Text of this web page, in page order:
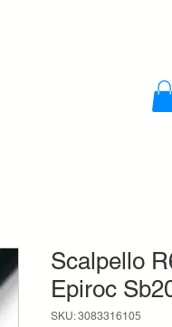
Scalpello
Epiroc
SKU: 3083316105